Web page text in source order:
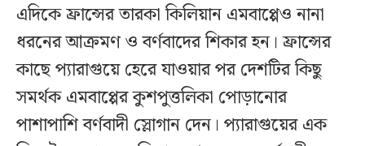
এদিকে ফ্রান্সের তারকা কিলিয়ান এমবাপ্পেও নানা
ধরনের আক্রমণ ও বর্ণবাদের শিকার হন। ফ্রান্সের
কাছে প্যারাগুয়ে হেরে যাওয়ার পর দেশটির কিছু
সমর্থক এমবাপ্পের কুশপুত্তলিকা পোড়ানোর
পাশাপাশি বর্ণবাদী স্লোগান দেন। প্যারাগুয়ের এক